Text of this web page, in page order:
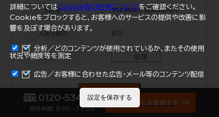
預託金 753,500円 55,000円/坪
入居可能日 即日
一括請求リスト 追加
まとめて資料請求
0120-534-011
受付時間：9:00〜17:00
オフィス探しを依頼する
詳細についてはCookie等の利用についてをご確認ください。
Cookieをブロックすると、お客様へのサービスの提供や改善に影
響を及ぼす場合があります。
分析／どのコンテンツが使用されているか、またその使用
状況や頻度等を測定
広告／お客様に合わせた広告・メール等のコンテンツ配信
設定を保存する